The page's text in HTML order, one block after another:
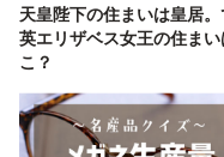
天皇陛下の住まいは皇居
英エリザベス女王の住ま
こ？